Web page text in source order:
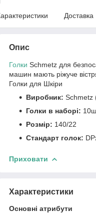
Доставка
Опис
Голки Schmetz для
машин мають ріжуче
Голки для Шкіри
Виробник: Schmetz
Голки в наборі:
Розмір: 140/22
Стандарт голок:
Приховати
Характеристики
Основні атрибути